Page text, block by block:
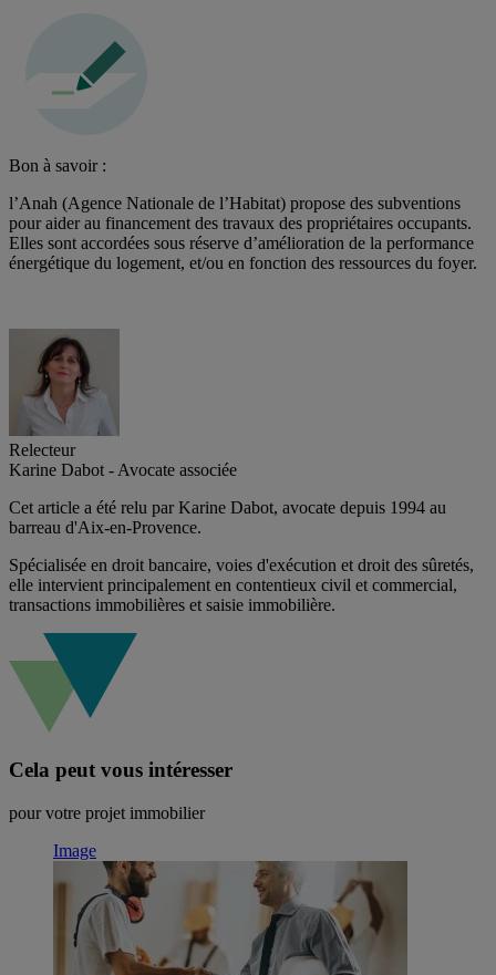
Bon à savoir :
l’Anah (Agence Nationale de l’Habitat) propose des subventions
pour aider au financement des travaux des propriétaires occupants.
Elles sont accordées sous réserve d’amélioration de la performance
énergétique du logement, et/ou en fonction des ressources du foyer.
Relecteur
Karine Dabot - Avocate associée
Cet article a été relu par Karine Dabot, avocate depuis 1994 au
barreau d'Aix-en-Provence.
Spécialisée en droit bancaire, voies d'exécution et droit des sûretés,
elle intervient principalement en contentieux civil et commercial,
transactions immobilières et saisie immobilière.
Cela peut vous intéresser
pour votre projet immobilier
Image